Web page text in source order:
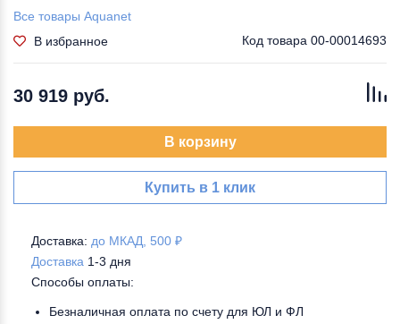
Все товары Aquanet
В избранное
Код товара 00-00014693
30 919 руб.
В корзину
Купить в 1 клик
Доставка: до МКАД, 500 ₽
Доставка 1-3 дня
Способы оплаты:
Безналичная оплата по счету для ЮЛ и ФЛ